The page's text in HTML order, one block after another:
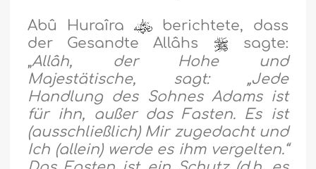
Abû Huraîra
berichtete, dass
der Gesandte Allâhs
sagte:
„Allâh, der Hohe und
Majestätische, sagt: „Jede
Handlung des Sohnes Adams ist
für ihn, außer das Fasten. Es ist
(ausschließlich) Mir zugedacht und
Ich (allein) werde es ihm vergelten.“